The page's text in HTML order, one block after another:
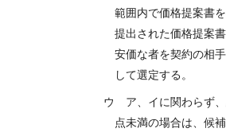
範囲内で価格提案書
提出された価格提案
安価な者を契約の相
して選定する。
ウ ア、イに関わらず、
点未満の場合は、候